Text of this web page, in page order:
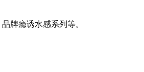
牌瘾诱水感系列等。